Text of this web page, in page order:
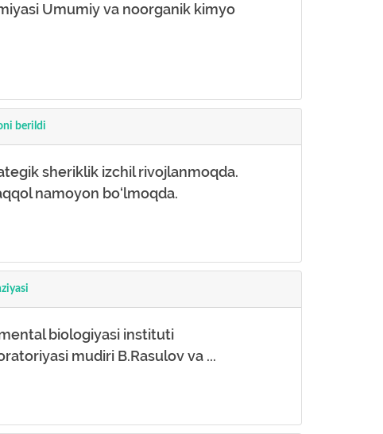
Umumiy va noorganik kimyo
berildi
sheriklik izchil rivojlanmoqda.
namoyon bo‘lmoqda.
biologiyasi instituti
mudiri B.Rasulov va ...